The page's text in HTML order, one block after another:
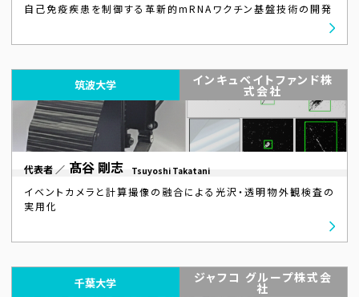
自己免疫疾患を制御する革新的mRNAワクチン基盤技術の開発
筑波大学 インキュベイトファンド株
式会社
代表者 ／ 髙谷 剛志 Tsuyoshi Takatani
イベントカメラと計算撮像の融合による光沢・透明物外観検査の
実用化
千葉大学 ジャフコ グループ株式会
社